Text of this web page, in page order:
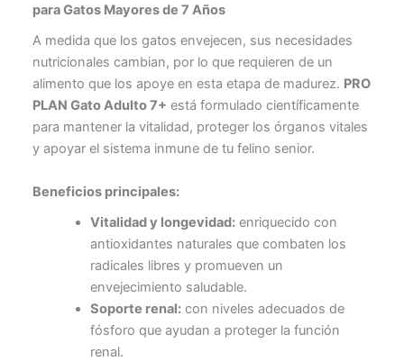
para Gatos Mayores de 7 Años
A medida que los gatos envejecen, sus necesidades
nutricionales cambian, por lo que requieren de un
alimento que los apoye en esta etapa de madurez. PRO
PLAN Gato Adulto 7+ está formulado científicamente
para mantener la vitalidad, proteger los órganos vitales
y apoyar el sistema inmune de tu felino senior.
Beneficios principales:
Vitalidad y longevidad:enriquecido con
antioxidantes naturales que combaten los
radicales libres y promueven un
envejecimiento saludable.
Soporte renal:con niveles adecuados de
fósforo que ayudan a proteger la función
renal.